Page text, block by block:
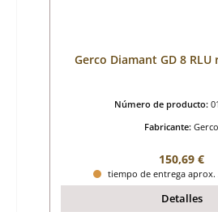
Gerco Diamant GD 8
Número de producto:
Fabricante: Gerco
Precio
150,69 €
tiempo de entrega aprox.
Detalles